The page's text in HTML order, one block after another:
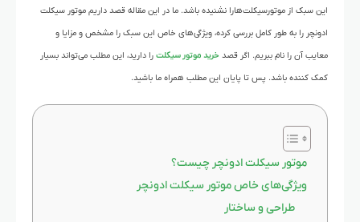
این سبک از موتورسیکلت‌هارا نشنیده باشد. ما در این مقاله قصد داریم موتور سیکلت‌
ادونچر را به طور کامل بررسی کرده، ویژگی‌های خاص این سبک را مشخص و مزایا و
معایب آن را نام ببریم. اگر قصد خرید موتور سیکلت را دارید، این مطلب می‌تواند بسیار
کمک کننده باشد. پس تا پایان این مطلب همراه ما باشید.
موتور سیکلت ادونچر چیست؟
ویژگی‌های خاص موتور سیکلت ادونچر
طراحی و ساختار